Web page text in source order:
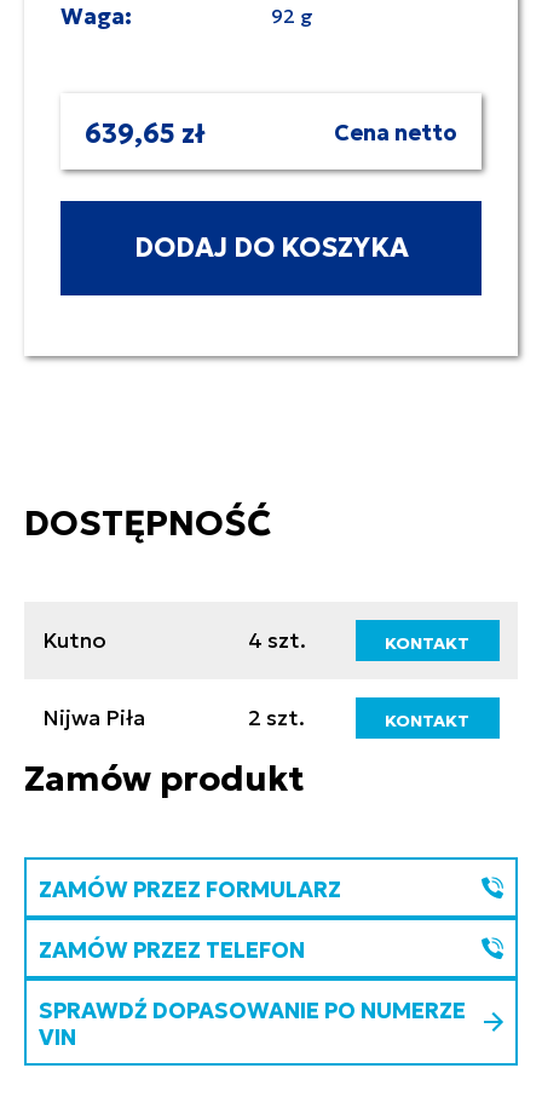
Waga: 92 g
639,65 zł Cena netto
DODAJ DO KOSZYKA
DOSTĘPNOŚĆ
Kutno 4 szt. KONTAKT
Nijwa Piła 2 szt. KONTAKT
Zamów produkt
ZAMÓW PRZEZ FORMULARZ
ZAMÓW PRZEZ TELEFON
SPRAWDŹ DOPASOWANIE PO NUMERZE
VIN